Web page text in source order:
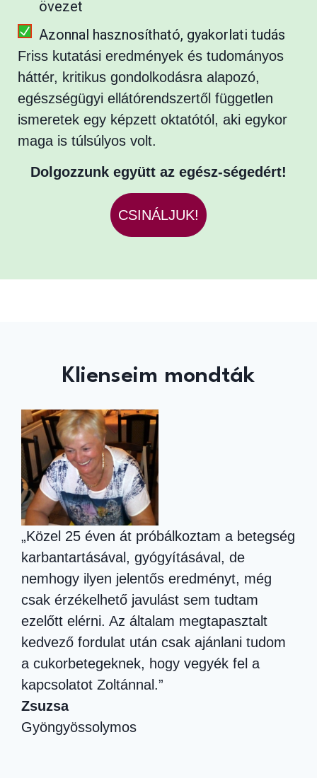
övezet
Azonnal hasznosítható, gyakorlati tudás
Friss kutatási eredmények és tudományos
háttér, kritikus gondolkodásra alapozó,
egészségügyi ellátórendszertől független
ismeretek egy képzett oktatótól, aki egykor
maga is túlsúlyos volt.
Dolgozzunk együtt az egész-ségedért!
CSINÁLJUK!
Klienseim mondták
„Közel 25 éven át próbálkoztam a betegség
karbantartásával, gyógyításával, de
nemhogy ilyen jelentős eredményt, még
csak érzékelhető javulást sem tudtam
ezelőtt elérni. Az általam megtapasztalt
kedvező fordulat után csak ajánlani tudom
a cukorbetegeknek, hogy vegyék fel a
kapcsolatot Zoltánnal.”
Zsuzsa
Gyöngyössolymos